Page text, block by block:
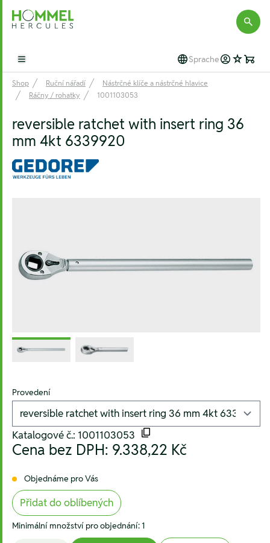
Hommel Hercules
Open main menu Sprache
Shop Ruční nářadí
Nástrčné klíče a nástrčné hlavice
Ráčny / rohatky
1001103053
reversible ratchet with insert ring 36
mm 4kt 6339920
Provedení
Katalogové č.: 1001103053
Cena bez DPH: 9.338,22 Kč
Objednáme pro Vás
Přidat do oblíbených
Minimální množství pro objednání: 1